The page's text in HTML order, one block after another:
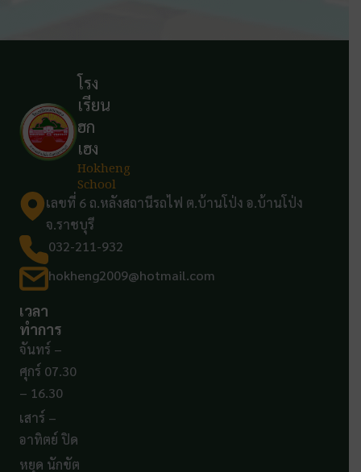
โรง
เรียน
ฮก
เฮง
Hokheng
School
เลขที่ 6 ถ.หลังสถานีรถไฟ ต.บ้านโป่ง อ.บ้านโป่ง
จ.ราชบุรี
032-211-932
hokheng2009@hotmail.com
เวลา
ทำการ
จันทร์ –
ศุกร์ 07.30
– 16.30
เสาร์ –
อาทิตย์ ปิด
หยุด นักขัต